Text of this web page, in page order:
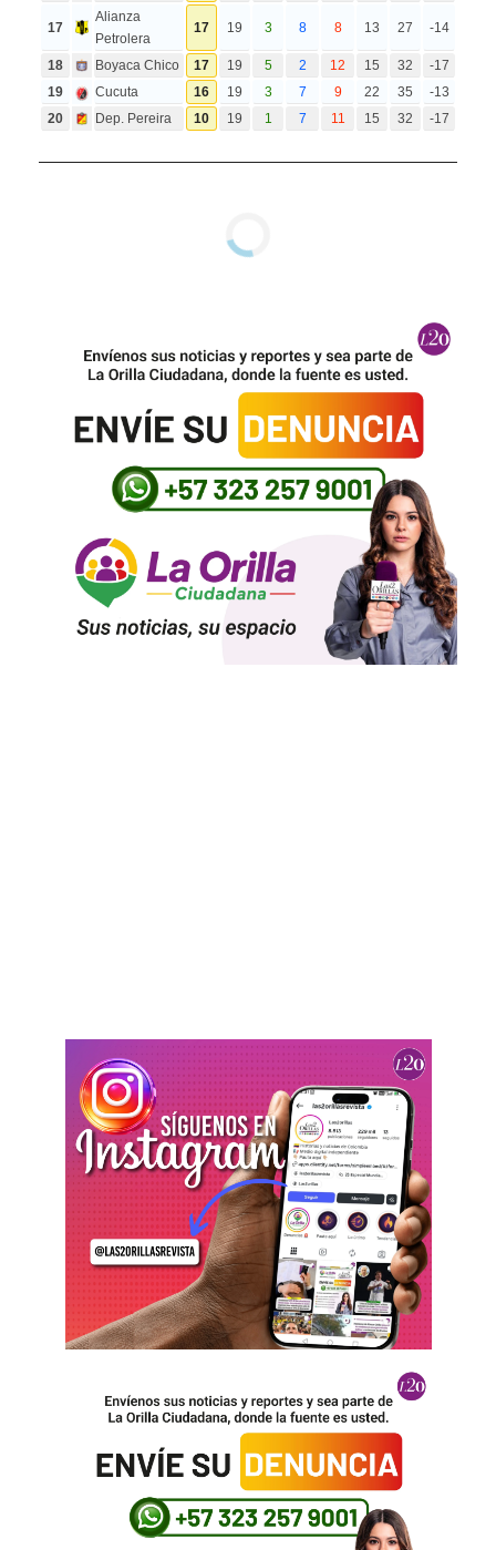
17
Alianza
Petrolera
17 19 3 8 8 13 27 -14
18 Boyaca Chico 17 19 5 2 12 15 32
-17
19
Cucuta 16 19 3 7 9 22 35
-13
20
Dep. Pereira 10 19 1 7 11 15 32 -17